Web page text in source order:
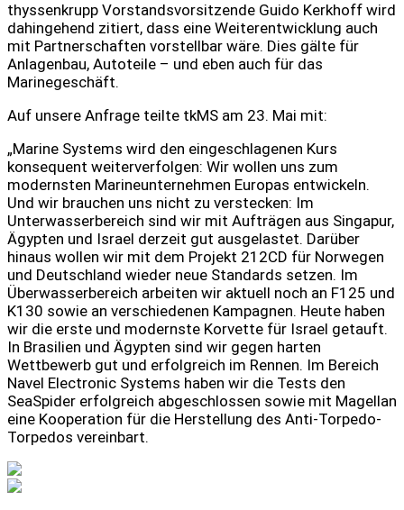
thyssenkrupp Vorstandsvorsitzende Guido Kerkhoff wird
dahingehend zitiert, dass eine Weiterentwicklung auch
mit Partnerschaften vorstellbar wäre. Dies gälte für
Anlagenbau, Autoteile – und eben auch für das
Marinegeschäft.
Auf unsere Anfrage teilte tkMS am 23. Mai mit:
„Marine Systems wird den eingeschlagenen Kurs
konsequent weiterverfolgen: Wir wollen uns zum
modernsten Marineunternehmen Europas entwickeln.
Und wir brauchen uns nicht zu verstecken: Im
Unterwasserbereich sind wir mit Aufträgen aus Singapur,
Ägypten und Israel derzeit gut ausgelastet. Darüber
hinaus wollen wir mit dem Projekt 212CD für Norwegen
und Deutschland wieder neue Standards setzen. Im
Überwasserbereich arbeiten wir aktuell noch an F125 und
K130 sowie an verschiedenen Kampagnen. Heute haben
wir die erste und modernste Korvette für Israel getauft.
In Brasilien und Ägypten sind wir gegen harten
Wettbewerb gut und erfolgreich im Rennen. Im Bereich
Navel Electronic Systems haben wir die Tests den
SeaSpider erfolgreich abgeschlossen sowie mit Magellan
eine Kooperation für die Herstellung des Anti-Torpedo-
Torpedos vereinbart.